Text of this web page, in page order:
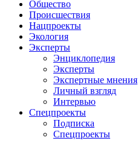
Общество
Происшествия
Нацпроекты
Экология
Эксперты
Энциклопедия
Эксперты
Экспертные мнения
Личный взгляд
Интервью
Спецпроекты
Подписка
Спецпроекты